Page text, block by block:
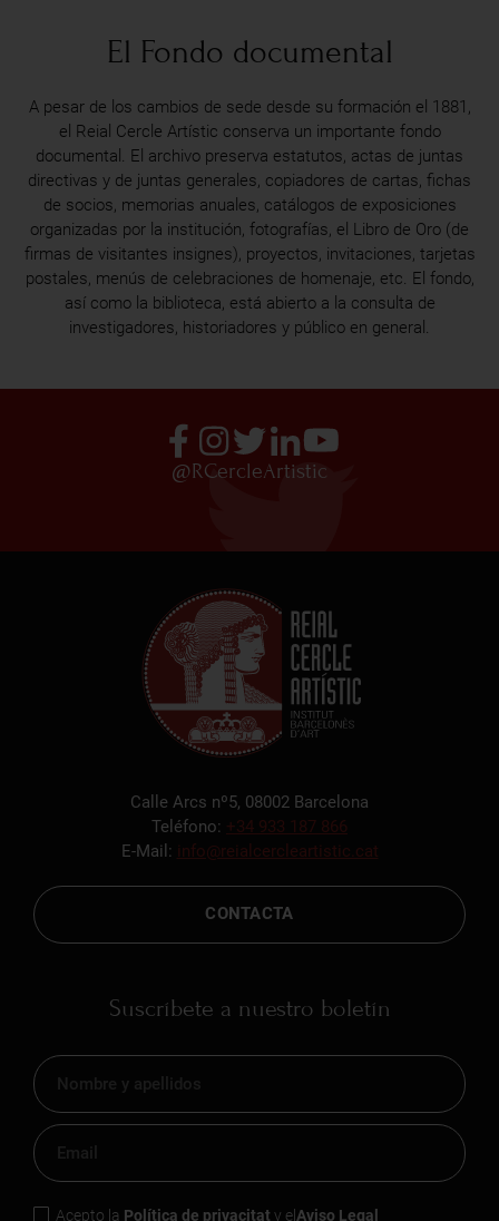
El Fondo documental
A pesar de los cambios de sede desde su formación el 1881,
el Reial Cercle Artístic conserva un importante fondo
documental. El archivo preserva estatutos, actas de juntas
directivas y de juntas generales, copiadores de cartas, fichas
de socios, memorias anuales, catálogos de exposiciones
organizadas por la institución, fotografías, el Libro de Oro (de
firmas de visitantes insignes), proyectos, invitaciones, tarjetas
postales, menús de celebraciones de homenaje, etc. El fondo,
así como la biblioteca, está abierto a la consulta de
investigadores, historiadores y público en general.
@RCercleArtistic
Calle Arcs nº5, 08002 Barcelona
Teléfono: +34 933 187 866
E-Mail: info@reialcercleartistic.cat
CONTACTA
Suscríbete a nuestro boletín
Acepto la Política de privacitat y el Aviso Legal